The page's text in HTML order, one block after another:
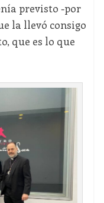
previsto -por
la llevó consigo
que es lo que